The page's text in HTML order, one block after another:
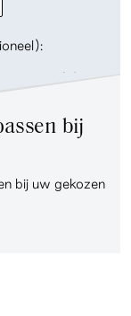
bij
bij uw gekozen